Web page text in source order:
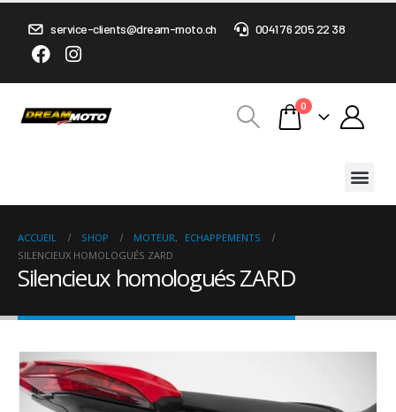
service-clients@dream-moto.ch 0041 76 205 22 38
0
ACCUEIL SHOP MOTEUR,
ECHAPPEMENTS
SILENCIEUX HOMOLOGUÉS ZARD
Silencieux homologués ZARD